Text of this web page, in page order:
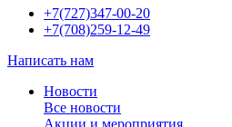
+7(727)347-00-20
+7(708)259-12-49
Написать нам
Новости
Все новости
Акции и мероприятия